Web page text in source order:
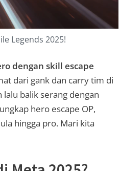
Legends 2025!
dengan skill escape
dari gank dan carry tim di
balik serang dengan
hero escape OP,
hingga pro. Mari kita